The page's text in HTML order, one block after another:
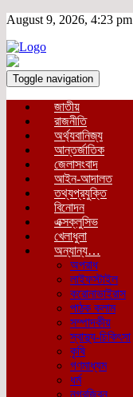
August 9, 2026, 4:23 pm
Toggle navigation
জাতীয়
রাজনীতি
অর্থ্যবানিজ্য
আন্তর্জাতিক
জেলাসংবাদ
আইন-আদালত
তথ্যপ্রযুক্তি
বিনোদন
এক্সক্লুসিভ
খেলাধুলা
অন্যান্য…
অপরাধ
লাইফস্টাইল
করোনাভাইরাস
পাঠক কলাম
সম্পাদকীয়
স্বাস্থ্য-চিকিৎসা
কৃষি
গণমাধ্যম
ধর্ম
নগরজিবন